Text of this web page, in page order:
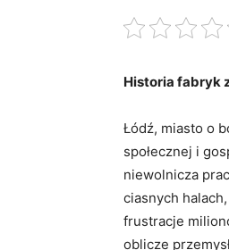
Historia fabryk
Łódź, miasto o
społecznej i
niewolnicza
ciasnych
frustracje
oblicze